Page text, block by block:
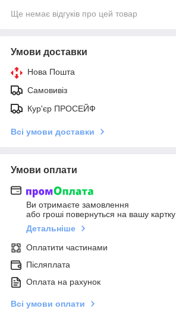
Ще немає відгуків про цей товар
Умови доставки
Нова Пошта
Самовивіз
Кур'єр ПРОСЕЙФ
Всі умови доставки
Умови оплати
Ви отримаєте замовлення
або гроші повернуться на вашу картку
Детальніше
Оплатити частинами
Післяплата
Оплата на рахунок
Всі умови оплати